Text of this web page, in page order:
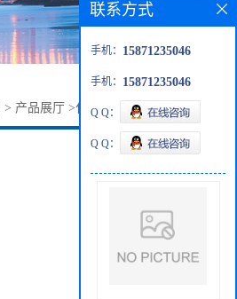
> 产品展厅 >化工 > 五氧化二磷
联系方式
手机： 15871235046
手机： 15871235046
Q Q：
Q Q：